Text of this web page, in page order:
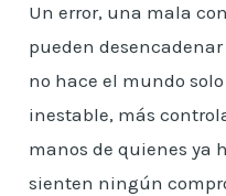
Un error, una mala
pueden
no hace el mundo
inestable, más
manos de quienes ya
sienten ningún